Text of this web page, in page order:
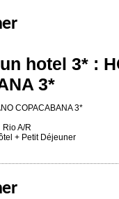
hotel 3* :
3*
COPACABANA 3*
Rio A/R
+ Petit Déjeuner